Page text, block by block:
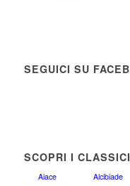
SEGUICI SU
SCOPRI I
Aiace Alcibiade